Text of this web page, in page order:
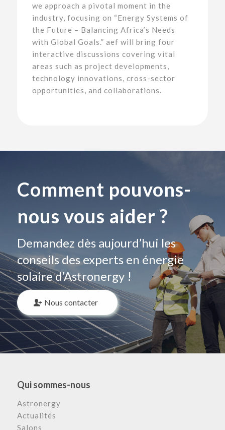
we approach a pivotal moment in the
industry, focusing on “Energy Systems of
the Future – Balancing Africa’s Needs
with Global Goals.” aef will bring four
interactive discussions covering vital
areas such as project developments,
technology innovations, cross-sector
opportunities, and collaborations.
Comment pouvons-
nous vous aider ?
Demandez dès aujourd’hui les
conseils des experts en énergie
solaire d’Astronergy !
Nous contacter
Qui sommes-nous
Astronergy
Actualités
Salons